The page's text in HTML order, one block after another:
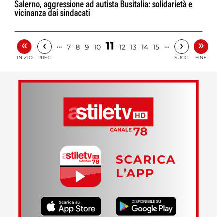
Salerno, aggressione ad autista Busitalia: solidarietà e
vicinanza dai sindacati
«
INIZIO
‹
PREC.
… 7 8 9 10 11 12 13 14 15 … ›
SUCC.
»
FINE
SCARICA
L’APP